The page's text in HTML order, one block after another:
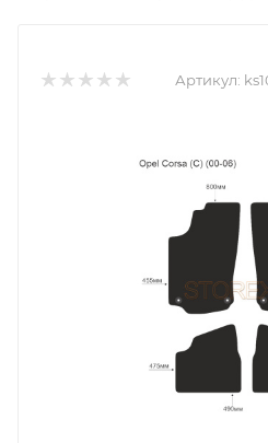
Артикул: